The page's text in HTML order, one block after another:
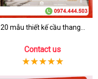
20 mẫu thiết kế cầu thang...
Contact us